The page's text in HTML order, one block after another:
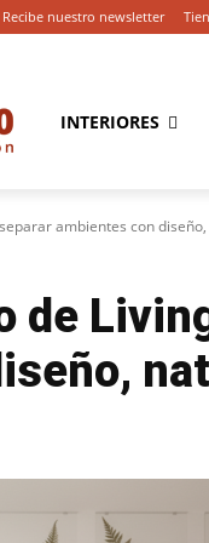
Recibe nuestro newsletter
INTERIORES
ambientes con
de